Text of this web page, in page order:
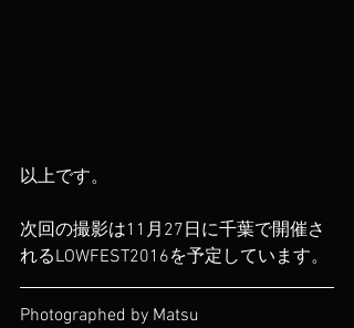
以上です。
次回の撮影は11月27日に千葉で開催さ
れるLOWFEST2016を予定しています。
Photographed by Matsu